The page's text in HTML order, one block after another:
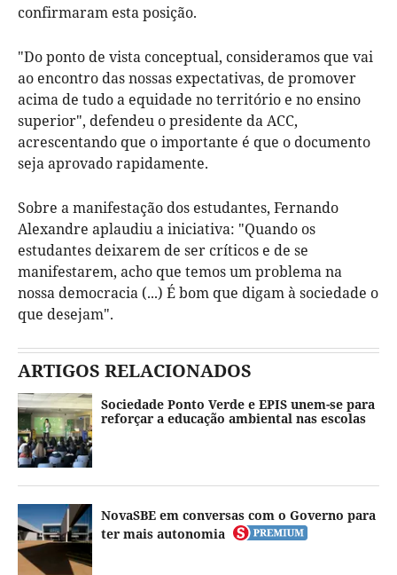
confirmaram esta posição.
"Do ponto de vista conceptual, consideramos que vai
ao encontro das nossas expectativas, de promover
acima de tudo a equidade no território e no ensino
superior", defendeu o presidente da ACC,
acrescentando que o importante é que o documento
seja aprovado rapidamente.
Sobre a manifestação dos estudantes, Fernando
Alexandre aplaudiu a iniciativa: "Quando os
estudantes deixarem de ser críticos e de se
manifestarem, acho que temos um problema na
nossa democracia (...) É bom que digam à sociedade o
que desejam".
ARTIGOS RELACIONADOS
Sociedade Ponto Verde e EPIS unem-se para
reforçar a educação ambiental nas escolas
NovaSBE em conversas com o Governo para
ter mais autonomia